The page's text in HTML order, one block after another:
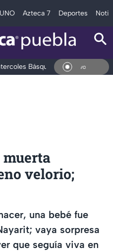
Azteca 7 Deportes
Básquetbol Deportes En
muerta
velorio;
una bebé fue
vaya sorpresa
que seguía viva en